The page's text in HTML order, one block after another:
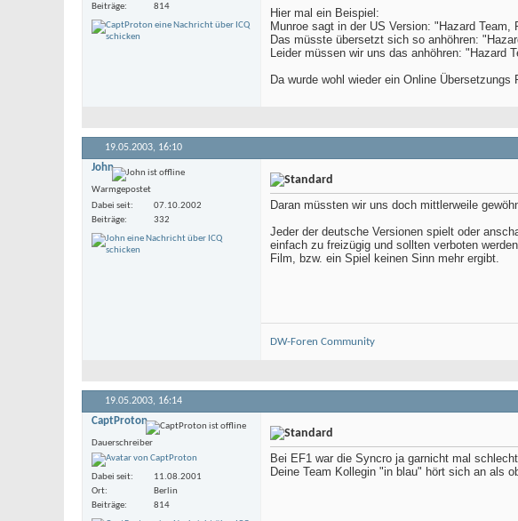
Beiträge
814
Hier mal ein Beispiel:
Munroe sagt in der US Version: "Hazard Team,
Das müsste übersetzt sich so anhöhren:
Leider müssen wir uns das anhöhren: "Hazard
Da wurde wohl wieder ein Online Übersetzungs
19.05.2003, 16:10
John
Warmgepostet
Dabei seit
07.10.2002
Beiträge
332
Daran müssten wir uns doch mittlerweile
Jeder der deutsche Versionen spielt oder
einfach zu freizügig und sollten verboten
Film, bzw. ein Spiel keinen Sinn mehr ergibt.
DW-Foren Community
19.05.2003, 16:14
CaptProton
Dauerschreiber
Dabei seit
11.08.2001
Ort
Berlin
Beiträge
814
Bei EF1 war die Syncro ja garnicht mal
Deine Team Kollegin "in blau" hört sich an als